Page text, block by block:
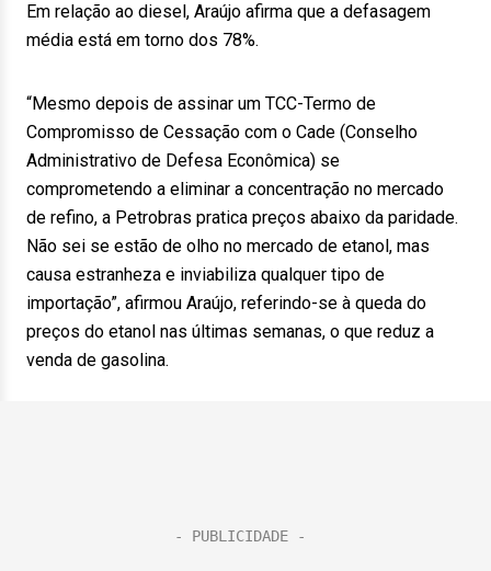
Em relação ao diesel, Araújo afirma que a defasagem
média está em torno dos 78%.
“Mesmo depois de assinar um TCC-Termo de
Compromisso de Cessação com o Cade (Conselho
Administrativo de Defesa Econômica) se
comprometendo a eliminar a concentração no mercado
de refino, a Petrobras pratica preços abaixo da paridade.
Não sei se estão de olho no mercado de etanol, mas
causa estranheza e inviabiliza qualquer tipo de
importação”, afirmou Araújo, referindo-se à queda do
preços do etanol nas últimas semanas, o que reduz a
venda de gasolina.